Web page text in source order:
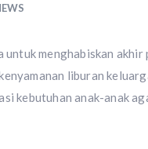
menghabiskan akhir
liburan
kebutuhan anak-anak